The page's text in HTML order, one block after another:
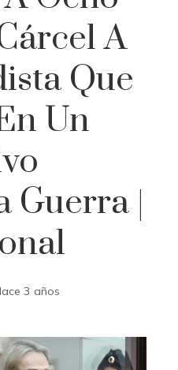
A
Que
Un
Guerra |
3 años